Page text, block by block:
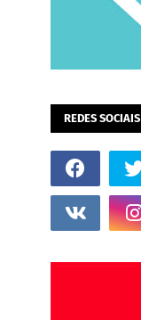
REDES SOCIAIS